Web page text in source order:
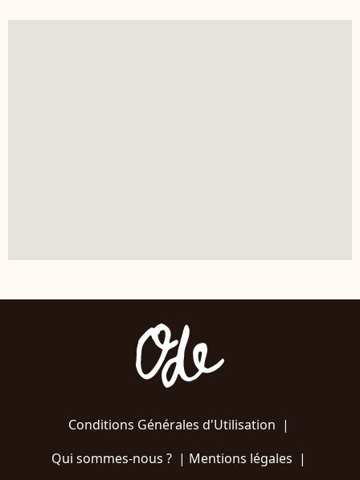
Conditions Générales d'Utilisation |
Qui sommes-nous ?| Mentions légales |